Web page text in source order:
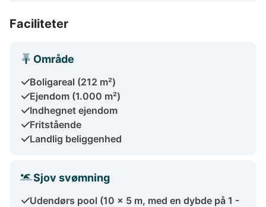
Faciliteter
Område
Boligareal (212 m²)
Ejendom (1.000 m²)
Indhegnet ejendom
Fritstående
Landlig beliggenhed
Sjov svømning
Udendørs pool (10 x 5 m, med en dybde på 1 -